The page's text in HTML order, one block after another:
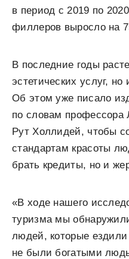
в период с 2019 по
филлеров выросло на
В последние годы
эстетических услуг,
Об этом уже писало
по словам профессора
Рут Холлидей, чтобы
стандартам красоты
брать кредиты, но и
«В ходе нашего
туризма мы
людей, которые
не были богатыми